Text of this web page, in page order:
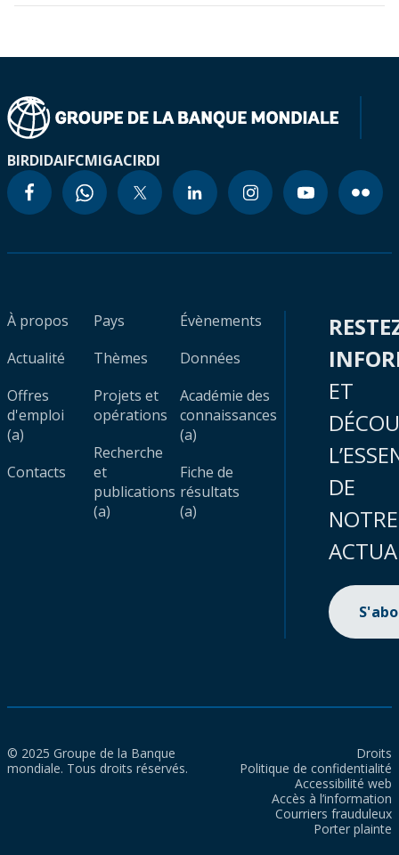
BIRDIDAIFCMIGACIRDI
À propos
Actualité
Offres
d'emploi
(a)
Contacts
Pays
Thèmes
Projets et
opérations
Recherche
et
publications
(a)
Évènements
Données
Académie des
connaissances
(a)
Fiche de
résultats
(a)
ET
DE
NOTRE
© 2025 Groupe de la Banque
mondiale. Tous droits réservés.
Droits
Politique de confidentialité
Accessibilité web
Accès à l’information
Courriers frauduleux
Porter plainte